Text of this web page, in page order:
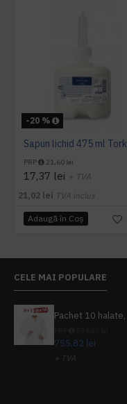
-20 %
Sapun lichid 475 ml Tork
PRP 21,60 lei
17,37 lei + TVA
21,02 lei TVA inclus
Adaugă în Coş
CELE MAI POPULARE
755,82 lei
+ TVA